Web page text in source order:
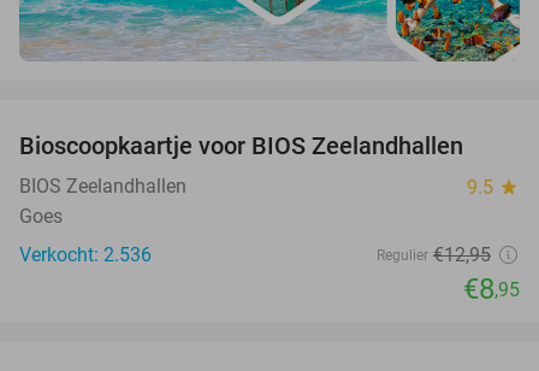
Bioscoopkaartje voor BIOS Zeelandhallen
BIOS Zeelandhallen 9.5 star
Goes
Verkocht: 2.536
Regulier €12,95
€8,95